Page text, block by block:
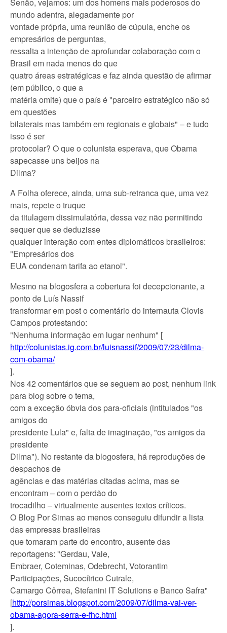
mundo adentra, alegadamente por
vontade própria, uma reunião de cúpula, enche os
empresários de perguntas,
ressalta a intenção de aprofundar colaboração com o
Brasil em nada menos do que
quatro áreas estratégicas e faz ainda questão de afirmar
(em público, o que a
matéria omite) que o país é "parceiro estratégico não só
em questões
bilaterais mas também em regionais e globais" – e tudo
isso é ser
protocolar? O que o colunista esperava, que Obama
sapecasse uns beijos na
Dilma?
A Folha oferece, ainda, uma sub-retranca que, uma vez
mais, repete o truque
da titulagem dissimulatória, dessa vez não permitindo
sequer que se deduzisse
qualquer interação com entes diplomáticos brasileiros:
"Empresários dos
EUA condenam tarifa ao etanol".
Mesmo na blogosfera a cobertura foi decepcionante, a
ponto de Luís Nassif
transformar em post o comentário do internauta Clovis
Campos protestando:
"Nenhuma informação em lugar nenhum" [
http://colunistas.ig.com.br/luisnassif/2009/07/23/dilma-
com-obama/
].
Nos 42 comentários que se seguem ao post, nenhum link
para blog sobre o tema,
com a exceção óbvia dos para-oficiais (intitulados "os
amigos do
presidente Lula" e, falta de imaginação, "os amigos da
presidente
Dilma"). No restante da blogosfera, há reproduções de
despachos de
agências e das matérias citadas acima, mas se
encontram – com o perdão do
trocadilho – virtualmente ausentes textos críticos.
O Blog Por Simas ao menos conseguiu difundir a lista
das empresas brasileiras
que tomaram parte do encontro, ausente das
reportagens: "Gerdau, Vale,
Embraer, Coteminas, Odebrecht, Votorantim
Participações, Sucocítrico Cutrale,
Camargo Côrrea, Stefanini IT Solutions e Banco Safra"
[http://porsimas.blogspot.com/2009/07/dilma-vai-ver-
obama-agora-serra-e-fhc.html
].